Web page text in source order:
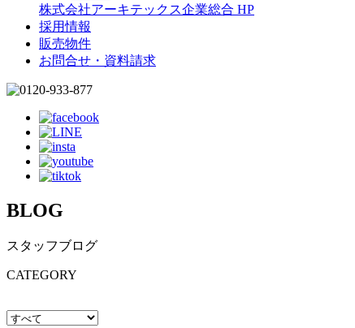
株式会社アーキテックス企業総合 HP
採用情報
販売物件
お問合せ・資料請求
BLOG
スタッフブログ
CATEGORY